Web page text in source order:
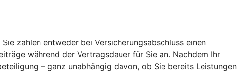
zahlen entweder bei Versicherungsabschluss einen
während der Vertragsdauer für Sie an. Nachdem Ihr
– ganz unabhängig davon, ob Sie bereits Leistungen